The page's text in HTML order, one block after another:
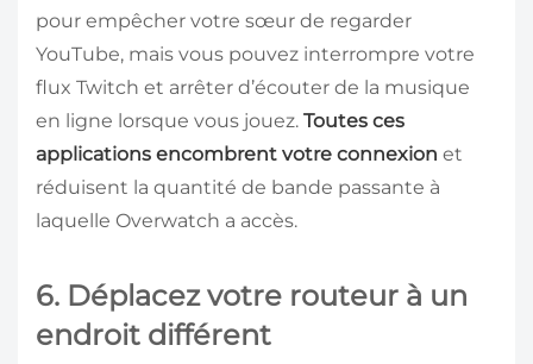
pour empêcher votre sœur de regarder
YouTube, mais vous pouvez interrompre votre
flux Twitch et arrêter d’écouter de la musique
en ligne lorsque vous jouez. Toutes ces
applications encombrent votre connexion et
réduisent la quantité de bande passante à
laquelle Overwatch a accès.
6. Déplacez votre routeur à un
endroit différent